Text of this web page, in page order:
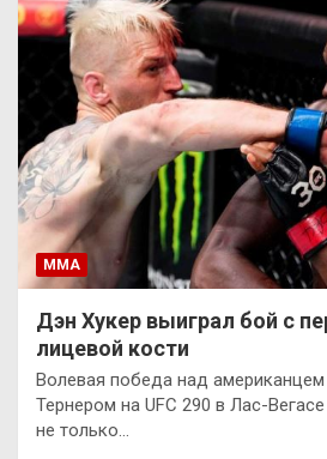
ММА
Дэн Хукер выиграл бой с
лицевой кости
Волевая победа над
Тернером на UFC 290 в Лас-
не только…